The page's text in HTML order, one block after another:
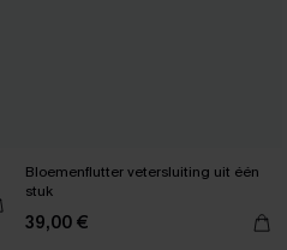
Bloemenflutter vetersluiting uit één
stuk
39,00 €